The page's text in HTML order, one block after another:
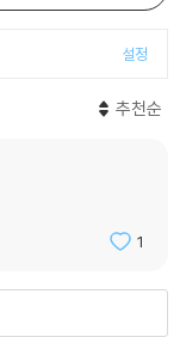
설정
추천순
1